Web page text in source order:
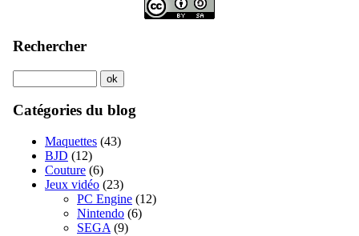
Rechercher
Catégories du blog
Maquettes (43)
BJD (12)
Couture (6)
Jeux vidéo (23)
PC Engine (12)
Nintendo (6)
SEGA (9)